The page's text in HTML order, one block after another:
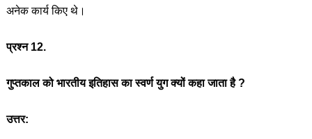
अनेक कार्य किए थे।
प्रश्न 12.
गुप्तकाल को भारतीय इतिहास का स्वर्ण युग क्यों कहा जाता है ?
उत्तर: